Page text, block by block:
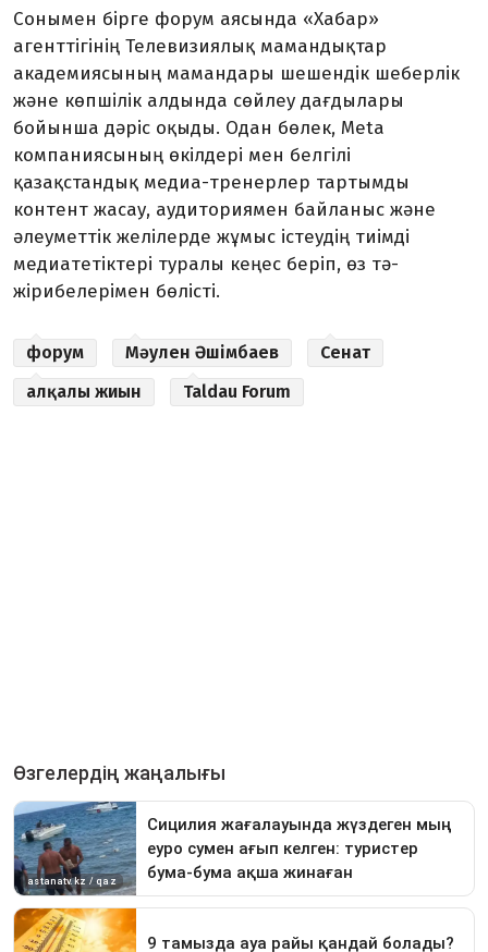
Сонымен бірге форум аясын­да «Хабар»
агенттігінің Телевизиялық мамандықтар
академиясының маман­дары шешендік шеберлік
және көпшілік алдында сөйлеу дағдылары
бойынша дәріс оқыды. Одан бөлек, Meta
компаниясының өкілдері мен белгілі
қазақстандық медиа-тренерлер тартымды
контент жасау, аудитория­мен байланыс және
әлеуметтік желі­лерде жұмыс істеудің тиімді
медиа­тетіктері туралы кеңес беріп, өз тә­
жірибелерімен бөлісті.
форум Мәулен Әшімбаев
Сенат
алқалы жиын
Taldau Forum